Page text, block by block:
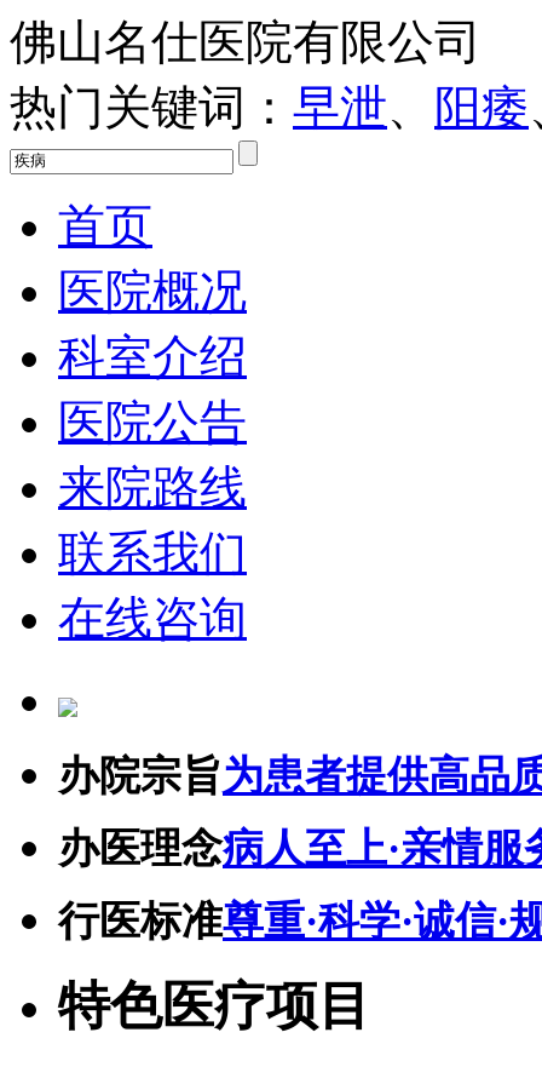
佛山名仕医院有限公司
热门关键词： 早泄、 阳痿
首页
医院概况
科室介绍
医院公告
来院路线
联系我们
在线咨询
办院宗旨为患者提供高品
办医理念病人至上·亲情服
行医标准尊重·科学·诚信·
特色医疗项目